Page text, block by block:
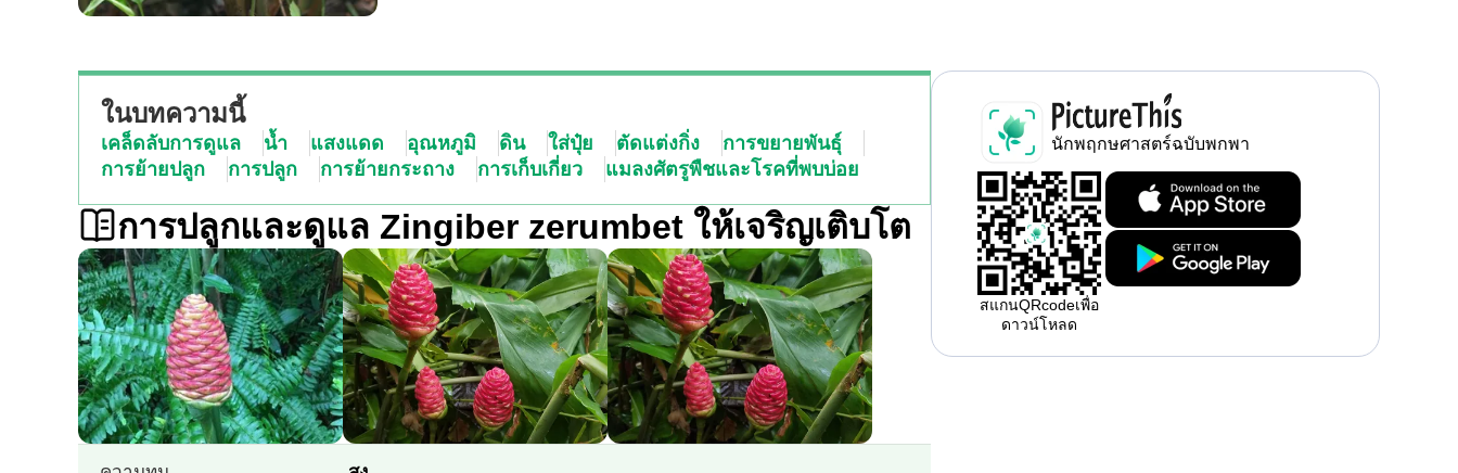
ในบทความนี้
เคล็ดลับการดูแล น้ำ แสงแดด อุณหภูมิ ดิน ใส่ปุ๋ย ตัดแต่งกิ่ง
การขยายพันธุ์
การย้ายปลูก
การปลูก การย้ายกระถาง การเก็บเกี่ยว แมลงศัตรูพืชและโรคที่พบบ่อย
การปลูกและดูแล Zingiber zerumbet ให้เจริญเติบโต
นักพฤกษศาสตร์ฉบับพกพา
สแกนQRcodeเพื่อ
ดาวน์โหลด